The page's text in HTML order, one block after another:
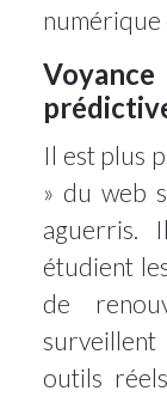
numérique
Il est plus
» du web
aguerris.
étudient
de
surveillent
outils